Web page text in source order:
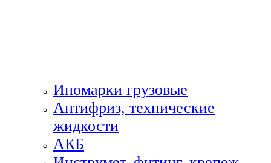
Иномарки грузовые
Антифриз, технические
жидкости
АКБ